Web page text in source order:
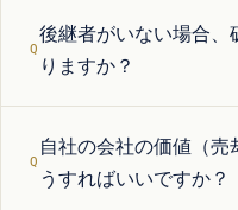
後継者がいない場合、
りますか？
自社の会社の価値（
うすればいいですか？